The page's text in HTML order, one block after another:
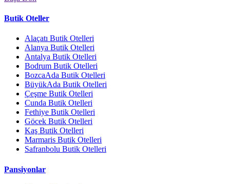
Butik Oteller
Alaçatı Butik Otelleri
Alanya Butik Otelleri
Antalya Butik Otelleri
Bodrum Butik Otelleri
BozcaAda Butik Otelleri
BüyükAda Butik Otelleri
Çeşme Butik Otelleri
Cunda Butik Otelleri
Fethiye Butik Otelleri
Göcek Butik Otelleri
Kaş Butik Otelleri
Marmaris Butik Otelleri
Safranbolu Butik Otelleri
Pansiyonlar